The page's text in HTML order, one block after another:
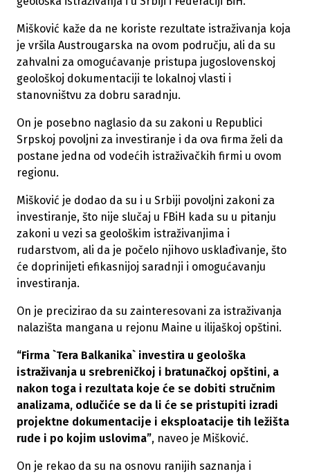
Mišković kaže da ne koriste rezultate istraživanja koja
je vršila Austrougarska na ovom području, ali da su
zahvalni za omogućavanje pristupa jugoslovenskoj
geološkoj dokumentaciji te lokalnoj vlasti i
stanovništvu za dobru saradnju.
On je posebno naglasio da su zakoni u Republici
Srpskoj povoljni za investiranje i da ova firma želi da
postane jedna od vodećih istraživačkih firmi u ovom
regionu.
Mišković je dodao da su i u Srbiji povoljni zakoni za
investiranje, što nije slučaj u FBiH kada su u pitanju
zakoni u vezi sa geološkim istraživanjima i
rudarstvom, ali da je počelo njihovo usklađivanje, što
će doprinijeti efikasnijoj saradnji i omogućavanju
investiranja.
On je precizirao da su zainteresovani za istraživanja
nalazišta mangana u rejonu Maine u ilijaškoj opštini.
“Firma `Tera Balkanika` investira u geološka
istraživanja u srebreničkoj i bratunačkoj opštini, a
nakon toga i rezultata koje će se dobiti stručnim
analizama, odlučiće se da li će se pristupiti izradi
projektne dokumentacije i eksploatacije tih ležišta
rude i po kojim uslovima”, naveo je Mišković.
On je rekao da su na osnovu ranijih saznanja i